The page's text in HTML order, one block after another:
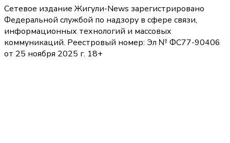
Сетевое издание Жигули-News зарегистрировано
Федеральной службой по надзору в сфере связи,
информационных технологий и массовых
коммуникаций. Реестровый номер: Эл № ФС77-90406
от 25 ноября 2025 г. 18+